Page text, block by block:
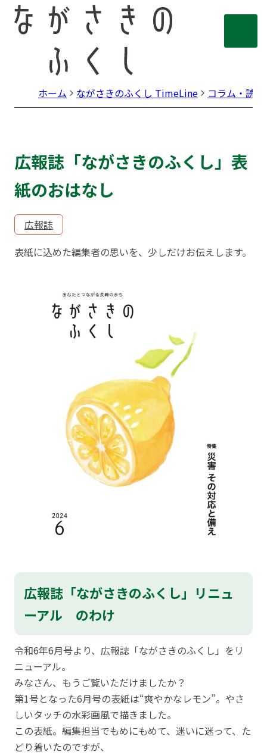
ホーム ながさきのふくし TimeLine コラム・読
広報誌「ながさきのふくし」表
紙のおはなし
広報誌
表紙に込めた編集者の思いを、少しだけお伝えします。
広報誌「ながさきのふくし」リニュ
ーアル のわけ
令和6年6月号より、広報誌「ながさきのふくし」をリ
ニューアル。
みなさん、もうご覧いただけましたか？
第1号となった6月号の表紙は“爽やかなレモン”。やさ
しいタッチの水彩画風で描きました。
この表紙。編集担当でもめにもめて、迷いに迷って、た
どり着いたのですが、